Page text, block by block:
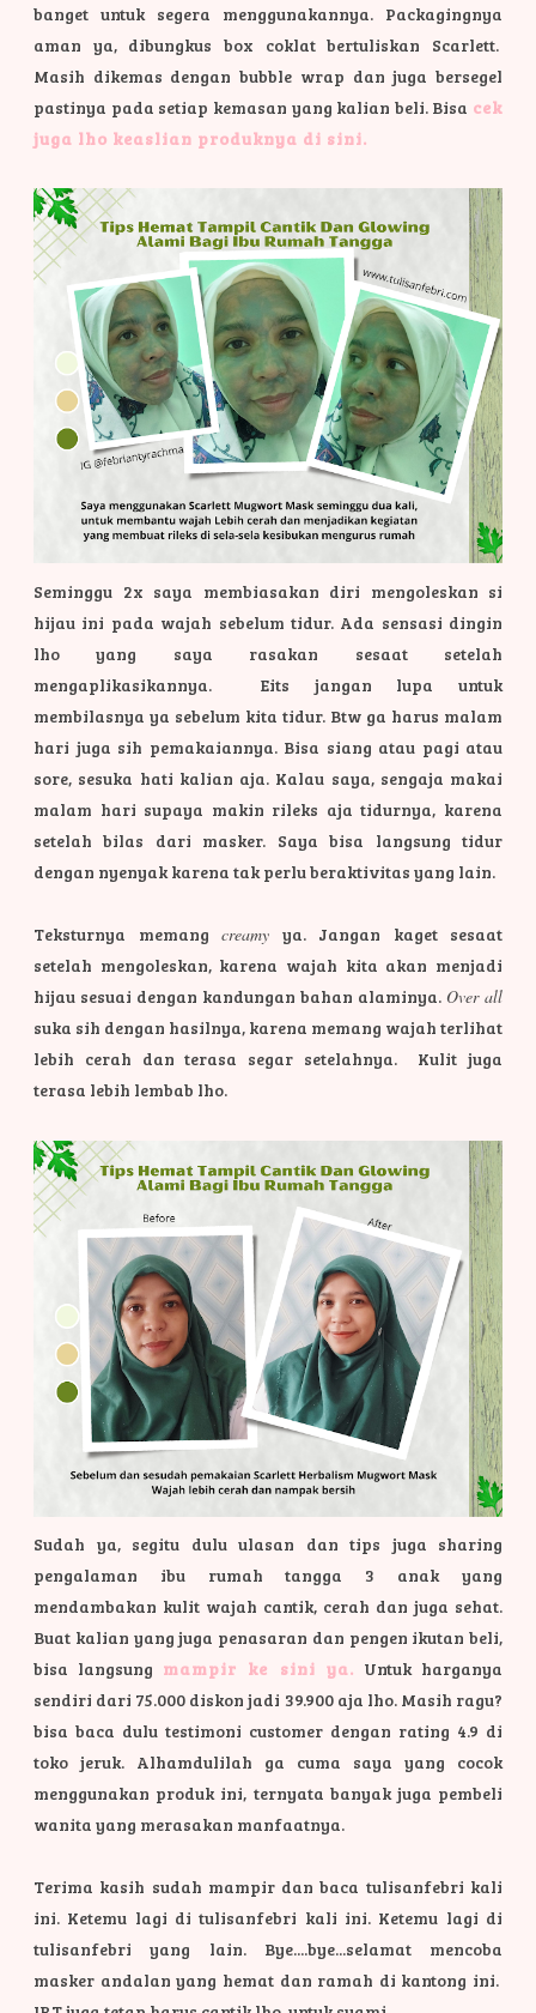
banget untuk segera menggunakannya. Packagingnya
aman ya, dibungkus box coklat bertuliskan Scarlett.
Masih dikemas dengan bubble wrap dan juga bersegel
pastinya pada setiap kemasan yang kalian beli. Bisa cek
juga lho keaslian produknya di sini.
Seminggu 2x saya membiasakan diri mengoleskan si
hijau ini pada wajah sebelum tidur. Ada sensasi dingin
lho yang saya rasakan sesaat setelah
mengaplikasikannya. Eits jangan lupa untuk
membilasnya ya sebelum kita tidur. Btw ga harus malam
hari juga sih pemakaiannya. Bisa siang atau pagi atau
sore, sesuka hati kalian aja. Kalau saya, sengaja makai
malam hari supaya makin rileks aja tidurnya, karena
setelah bilas dari masker. Saya bisa langsung tidur
dengan nyenyak karena tak perlu beraktivitas yang lain.
Teksturnya memang creamy ya. Jangan kaget sesaat
setelah mengoleskan, karena wajah kita akan menjadi
hijau sesuai dengan kandungan bahan alaminya. Over all
suka sih dengan hasilnya, karena memang wajah terlihat
lebih cerah dan terasa segar setelahnya. Kulit juga
terasa lebih lembab lho.
Sudah ya, segitu dulu ulasan dan tips juga sharing
pengalaman ibu rumah tangga 3 anak yang
mendambakan kulit wajah cantik, cerah dan juga sehat.
Buat kalian yang juga penasaran dan pengen ikutan beli,
bisa langsung mampir ke sini ya. Untuk harganya
sendiri dari 75.000 diskon jadi 39.900 aja lho. Masih ragu?
bisa baca dulu testimoni customer dengan rating 4.9 di
toko jeruk. Alhamdulilah ga cuma saya yang cocok
menggunakan produk ini, ternyata banyak juga pembeli
wanita yang merasakan manfaatnya.
Terima kasih sudah mampir dan baca tulisanfebri kali
ini. Ketemu lagi di tulisanfebri kali ini. Ketemu lagi di
tulisanfebri yang lain. Bye....bye...selamat mencoba
masker andalan yang hemat dan ramah di kantong ini.